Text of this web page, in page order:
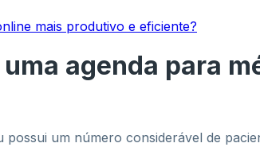
mais produtivo e eficiente?
agenda para
um número considerável de